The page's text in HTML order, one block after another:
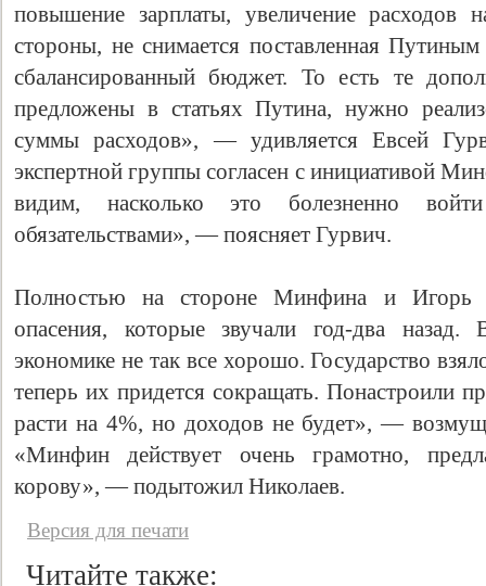
повышение зарплаты, увеличение
стороны, не снимается поставленная
сбалансированный бюджет. То есть те
предложены в статьях Путина, нужно
суммы расходов», — удивляется Евсей
экспертной группы согласен с инициативой
видим, насколько это болезненно
обязательствами», — поясняет Гурвич.
Полностью на стороне Минфина и Игорь
опасения, которые звучали год-два
экономике не так все хорошо. Государство
теперь их придется сокращать. Понастроили
расти на 4%, но доходов не будет», —
«Минфин действует очень грамотно,
корову», — подытожил Николаев.
Версия для печати
Читайте также: